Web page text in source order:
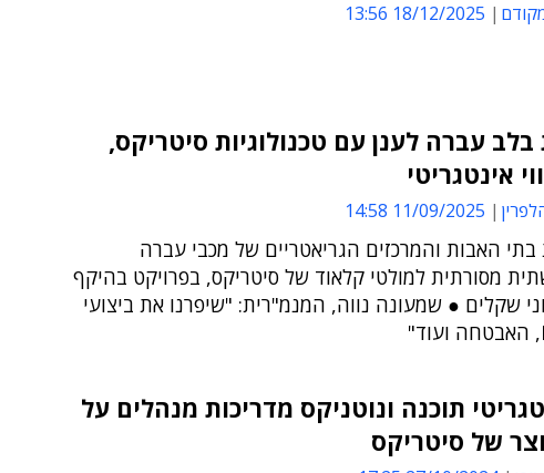
18/12/2025 13:56
בלב עברה לענן עם טכנולוגיות סיטריקס,
אינטגריטי
11/09/2025 14:58
האבות והמרכזים הגריאטריים של מכבי עברה
מסורתית למולטי קלאוד של סיטריקס, בפרויקט בהיקף
שקלים ● שמעונה נווה, המנמ"רית: "שיפרנו את ביצועי
תוכנה ונוטניקס מדריכות מנהלים על
של סיטריקס